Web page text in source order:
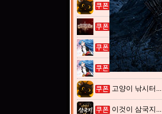
고양이 낚시터...
그레이 사가
열혈강호: 넥...
열혈강호: 넥...
고양이 낚시터...
이것이 삼국지...